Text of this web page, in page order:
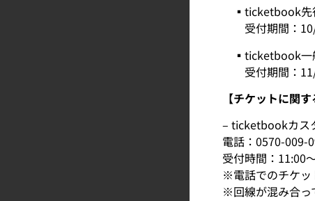
▪︎ticketbook先
受付期間：10/
▪︎ticketbook一
受付期間：11/
【チケットに関
– ticketbookカス
電話：0570-009-
受付時間：11:00
※電話でのチケッ
※回線が混み合っ